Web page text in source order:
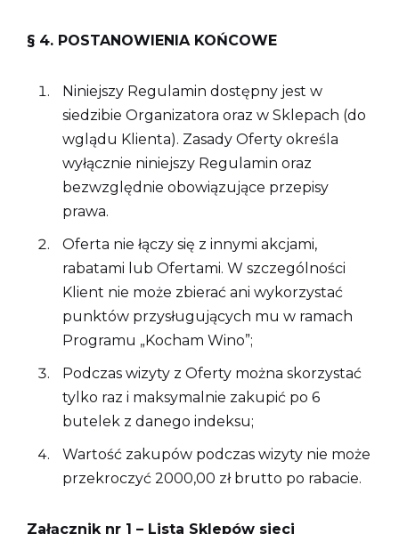
§ 4. POSTANOWIENIA KOŃCOWE
Niniejszy Regulamin dostępny jest w
siedzibie Organizatora oraz w Sklepach (do
wglądu Klienta). Zasady Oferty określa
wyłącznie niniejszy Regulamin oraz
bezwzględnie obowiązujące przepisy
prawa.
Oferta nie łączy się z innymi akcjami,
rabatami lub Ofertami. W szczególności
Klient nie może zbierać ani wykorzystać
punktów przysługujących mu w ramach
Programu „Kocham Wino”;
Podczas wizyty z Oferty można skorzystać
tylko raz i maksymalnie zakupić po 6
butelek z danego indeksu;
Wartość zakupów podczas wizyty nie może
przekroczyć 2000,00 zł brutto po rabacie.
Załącznik nr 1 – Lista Sklepów sieci